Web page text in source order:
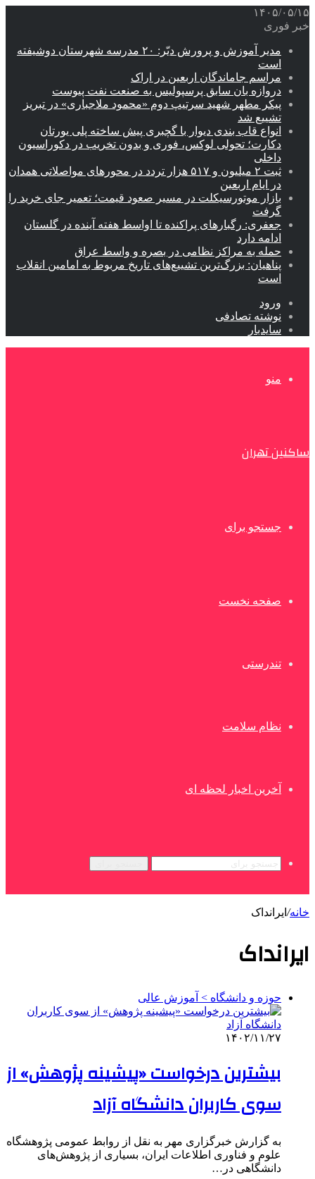
۱۴۰۵/۰۵/۱۵
خبر فوری
مدیر آموزش و پرورش دیّر: ۲۰ مدرسه شهرستان دوشیفته
است
مراسم جاماندگان اربعین در اراک
دروازه بان سابق پرسپولیس به صنعت نفت پیوست
پیکر مطهر شهید سرتیپ دوم «محمود ملاجباری» در تبریز
تشییع شد
انواع قاب بندی دیوار با گچبری پیش ساخته پلی یورتان
دکارت؛ تحولی لوکس، فوری و بدون تخریب در دکوراسیون
داخلی
ثبت ۲ میلیون و ۵۱۷ هزار تردد در محورهای مواصلاتی همدان
در ایام اربعین
بازار موتورسیکلت در مسیر صعود قیمت؛ تعمیر جای خرید را
گرفت
جعفری: رگبارهای پراکنده تا اواسط هفته آینده در گلستان
ادامه دارد
حمله به مراکز نظامی در بصره و واسط عراق
پناهیان: بزرگ‌ترین تشییع‌های تاریخ مربوط به امامین انقلاب
است
ورود
نوشته تصادفی
سایدبار
منو
ساکنین تهران
جستجو برای
صفحه نخست
تندرستی
نظام سلامت
آخرین اخبار لحظه ای
خانه/ ایرانداک
ایرانداک
حوزه و دانشگاه > آموزش عالی
۱۴۰۲/۱۱/۲۷
بیشترین درخواست «پیشینه پژوهش» از
سوی کاربران دانشگاه آزاد
به گزارش خبرگزاری مهر به نقل از روابط عمومی پژوهشگاه
علوم و فناوری اطلاعات ایران، بسیاری از پژوهش‌های
دانشگاهی در…